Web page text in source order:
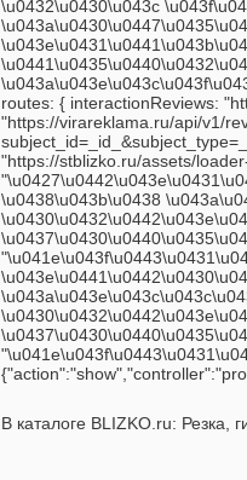
\u0432\u0430\u043c
routes: { interactionReviews:
"https://virareklama.ru/api/v1/
"https://stblizko.ru/assets/
"
\u0438\u043b\u0438
В каталоге BLIZKO.ru: Резка,